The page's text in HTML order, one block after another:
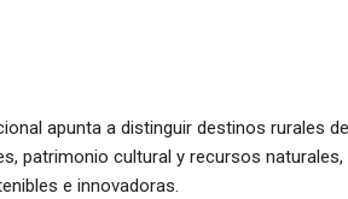
apunta a distinguir destinos rurales
patrimonio cultural y recursos
e innovadoras.